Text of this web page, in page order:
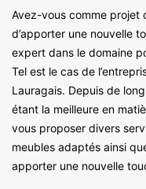
Avez-vous comme projet
d’apporter une nouvelle
expert dans le domaine
Tel est le cas de
Lauragais. Depuis de
étant la meilleure en
vous proposer divers
meubles adaptés ainsi
apporter une nouvelle